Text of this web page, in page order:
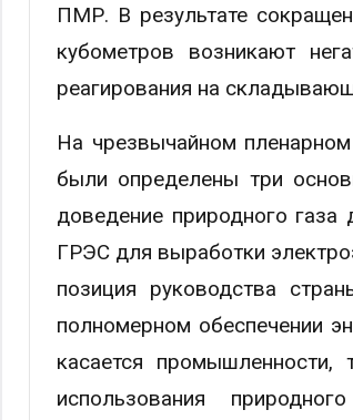
ПМР. В результате
кубометров возникают
реагирования на
На чрезвычайном
были определены три
доведение природного
ГРЭС для выработки
позиция руководства
полномерном обеспечении
касается
использования